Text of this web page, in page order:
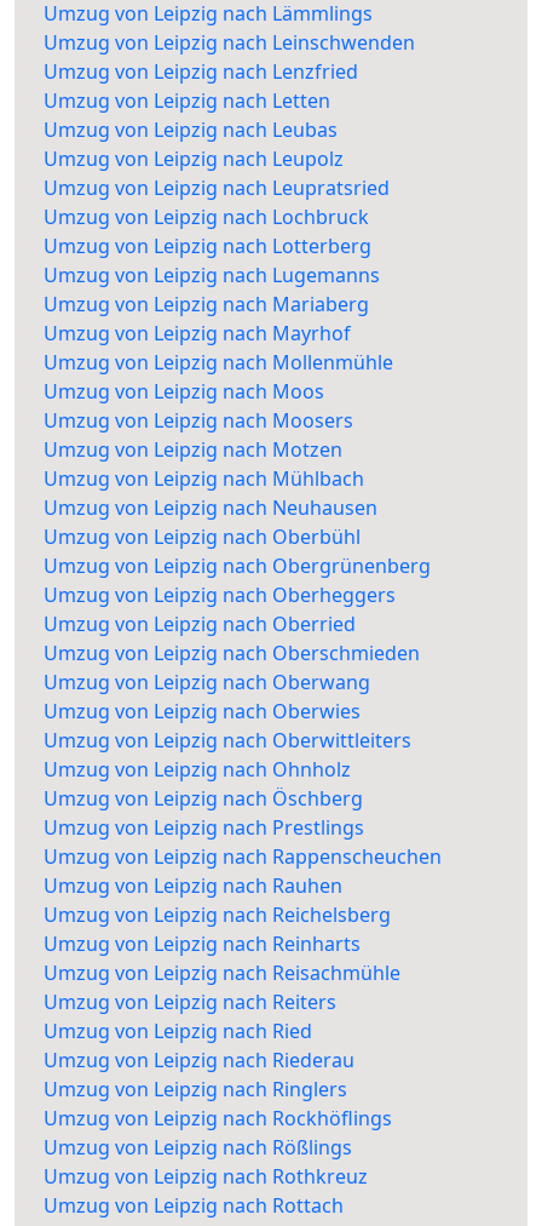
Umzug von Leipzig nach Lämmlings
Umzug von Leipzig nach Leinschwenden
Umzug von Leipzig nach Lenzfried
Umzug von Leipzig nach Letten
Umzug von Leipzig nach Leubas
Umzug von Leipzig nach Leupolz
Umzug von Leipzig nach Leupratsried
Umzug von Leipzig nach Lochbruck
Umzug von Leipzig nach Lotterberg
Umzug von Leipzig nach Lugemanns
Umzug von Leipzig nach Mariaberg
Umzug von Leipzig nach Mayrhof
Umzug von Leipzig nach Mollenmühle
Umzug von Leipzig nach Moos
Umzug von Leipzig nach Moosers
Umzug von Leipzig nach Motzen
Umzug von Leipzig nach Mühlbach
Umzug von Leipzig nach Neuhausen
Umzug von Leipzig nach Oberbühl
Umzug von Leipzig nach Obergrünenberg
Umzug von Leipzig nach Oberheggers
Umzug von Leipzig nach Oberried
Umzug von Leipzig nach Oberschmieden
Umzug von Leipzig nach Oberwang
Umzug von Leipzig nach Oberwies
Umzug von Leipzig nach Oberwittleiters
Umzug von Leipzig nach Ohnholz
Umzug von Leipzig nach Öschberg
Umzug von Leipzig nach Prestlings
Umzug von Leipzig nach Rappenscheuchen
Umzug von Leipzig nach Rauhen
Umzug von Leipzig nach Reichelsberg
Umzug von Leipzig nach Reinharts
Umzug von Leipzig nach Reisachmühle
Umzug von Leipzig nach Reiters
Umzug von Leipzig nach Ried
Umzug von Leipzig nach Riederau
Umzug von Leipzig nach Ringlers
Umzug von Leipzig nach Rockhöflings
Umzug von Leipzig nach Rößlings
Umzug von Leipzig nach Rothkreuz
Umzug von Leipzig nach Rottach